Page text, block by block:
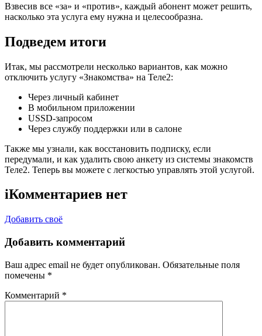
Взвесив все «за» и «против», каждый абонент может решить,
насколько эта услуга ему нужна и целесообразна.
Подведем итоги
Итак, мы рассмотрели несколько вариантов, как можно
отключить услугу «Знакомства» на Теле2:
Через личный кабинет
В мобильном приложении
USSD-запросом
Через службу поддержки или в салоне
Также мы узнали, как восстановить подписку, если
передумали, и как удалить свою анкету из системы знакомств
Теле2. Теперь вы можете с легкостью управлять этой услугой.
iКомментариев нет
Добавить своё
Добавить комментарий
Ваш адрес email не будет опубликован. Обязательные поля
помечены *
Комментарий *